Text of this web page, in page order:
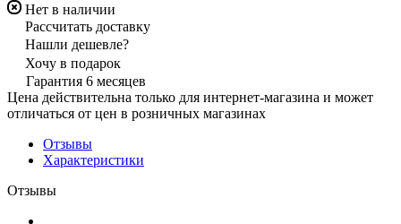
Нет в наличии
Рассчитать доставку
Нашли дешевле?
Хочу в подарок
Гарантия 6 месяцев
Цена действительна только для интернет-магазина и может
отличаться от цен в розничных магазинах
Отзывы
Характеристики
Отзывы